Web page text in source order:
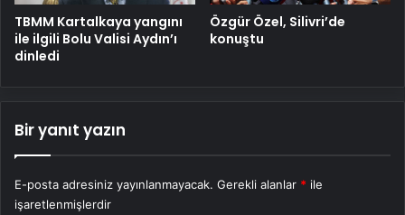
TBMM Kartalkaya yangını
ile ilgili Bolu Valisi Aydın’ı
dinledi
Özgür Özel, Silivri’de
konuştu
Bir yanıt yazın
E-posta adresiniz yayınlanmayacak. Gerekli alanlar * ile
işaretlenmişlerdir